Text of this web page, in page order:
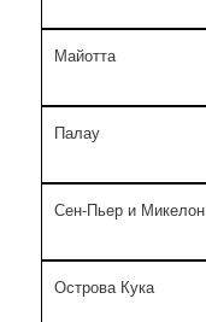
Майотта
Палау
Сен-Пьер и Микелон
Острова Кука